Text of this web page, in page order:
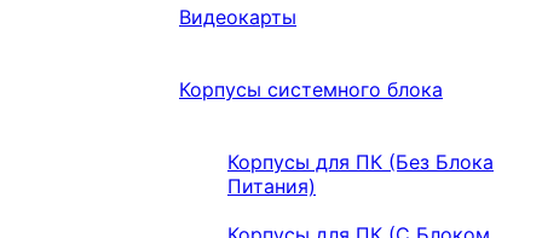
Видеокарты
Корпусы системного блока
Корпусы для ПК (Без Блока
Питания)